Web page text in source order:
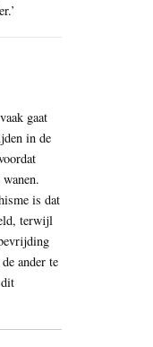
gaat
in de
is dat
terwijl
ander te